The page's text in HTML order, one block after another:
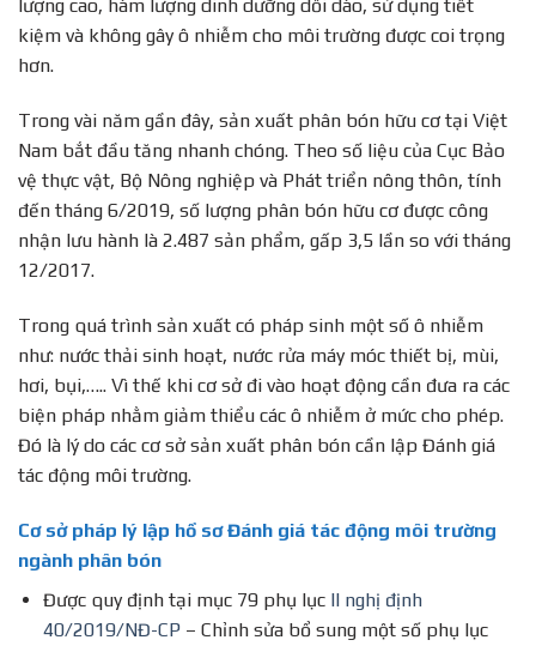
lượng cao, hàm lượng dinh dưỡng dồi dào, sử dụng tiết
kiệm và không gây ô nhiễm cho môi trường được coi trọng
hơn.
Trong vài năm gần đây, sản xuất phân bón hữu cơ tại Việt
Nam bắt đầu tăng nhanh chóng. Theo số liệu của Cục Bảo
vệ thực vật, Bộ Nông nghiệp và Phát triển nông thôn, tính
đến tháng 6/2019, số lượng phân bón hữu cơ được công
nhận lưu hành là 2.487 sản phẩm, gấp 3,5 lần so với tháng
12/2017.
Trong quá trình sản xuất có pháp sinh một số ô nhiễm
như: nước thải sinh hoạt, nước rửa máy móc thiết bị, mùi,
hơi, bụi,….. Vì thế khi cơ sở đi vào hoạt động cần đưa ra các
biện pháp nhằm giảm thiểu các ô nhiễm ở mức cho phép.
Đó là lý do các cơ sở sản xuất phân bón cần lập Đánh giá
tác động môi trường.
Cơ sở pháp lý lập hồ sơ Đánh giá tác động môi trường
ngành phân bón
Được quy định tại mục 79 phụ lục II nghị định
40/2019/NĐ-CP– Chỉnh sửa bổ sung một số phụ lục